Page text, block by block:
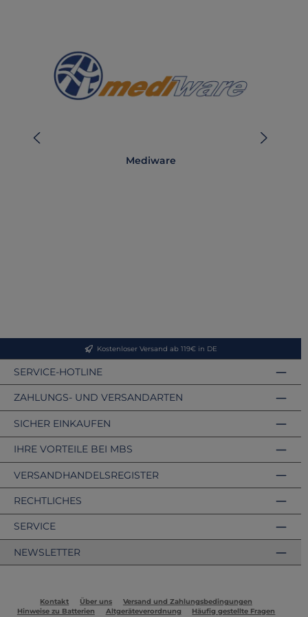
Mediware
Kostenloser Versand ab 119€ in DE
SERVICE-HOTLINE
ZAHLUNGS- UND VERSANDARTEN
VERSANDHANDELSREGISTER
SICHER EINKAUFEN
IHRE VORTEILE BEI MBS
RECHTLICHES
SERVICE
NEWSLETTER
Kontakt Über uns
Versand und Zahlungsbedingungen
Hinweise zu Batterien
Altgeräteverordnung Häufig gestellte Fragen